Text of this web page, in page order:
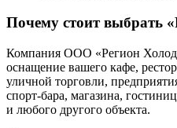
Почему стоит выбрать
Компания ООО «Регион
оснащение вашего кафе,
уличной торговли,
спорт-бара, магазина,
и любого другого объекта.